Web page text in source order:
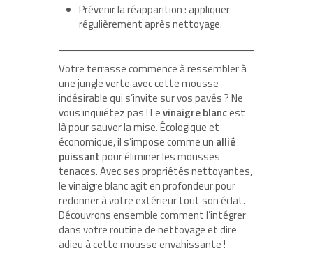
Prévenir la réapparition : appliquer
régulièrement après nettoyage.
Votre terrasse commence à ressembler à
une jungle verte avec cette mousse
indésirable qui s’invite sur vos pavés ? Ne
vous inquiétez pas ! Levinaigre blancest
là pour sauver la mise. Écologique et
économique, il s’impose comme un allié
puissantpour éliminer les mousses
tenaces. Avec ses propriétés nettoyantes,
le vinaigre blanc agit en profondeur pour
redonner à votre extérieur tout son éclat.
Découvrons ensemble comment l’intégrer
dans votre routine de nettoyage et dire
adieu à cette mousse envahissante !